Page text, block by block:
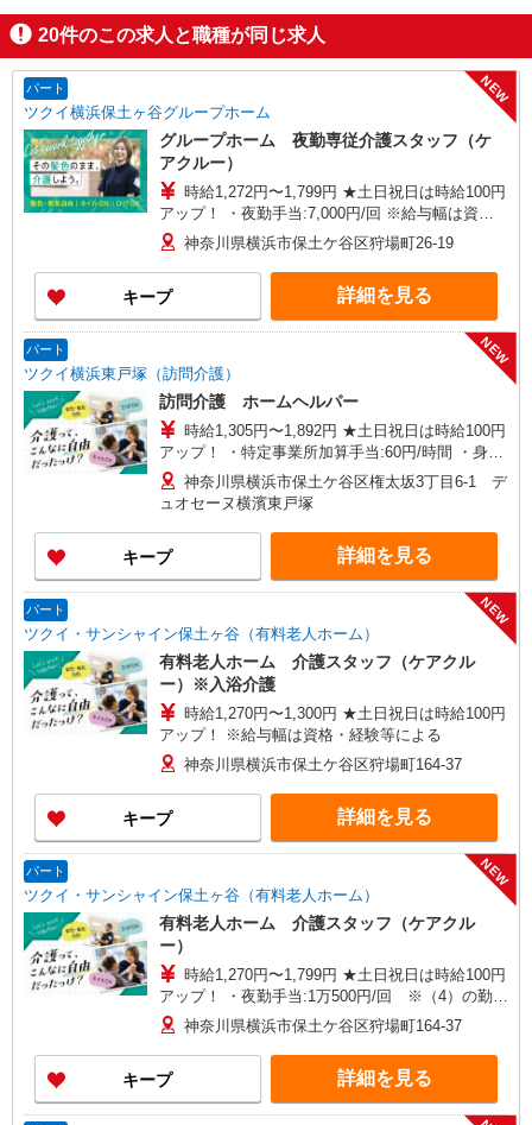
20件のこの求人と職種が同じ求人
パート
ツクイ横浜保土ヶ谷グループホーム
NEW
グループホーム 夜勤専従介護スタッフ（ケ
アクルー）
時給1,272円〜1,799円 ★土日祝日は時給100円
アップ！ ・夜勤手当:7,000円/回 ※給与幅は資
格・経験等による
神奈川県横浜市保土ケ谷区狩場町26-19
キープ 詳細を見る
パート
ツクイ横浜東戸塚（訪問介護）
NEW
訪問介護 ホームヘルパー
時給1,305円〜1,892円 ★土日祝日は時給100円
アップ！ ・特定事業所加算手当:60円/時間 ・身体
介護手当:500円/時間 ・早朝夜間深夜手当:300円/
時間 （18:00〜翌07:59の時間帯） ・ICT手
当:2,000円/月 ・深夜割増は別途支給 ・ケア→ケ
アの移動時間も賃金（時給）を支給 ※給与幅は資
格・経験等による
神奈川県横浜市保土ケ谷区権太坂3丁目6-1 デ
ュオセーヌ横濱東戸塚
キープ 詳細を見る
パート
ツクイ・サンシャイン保土ヶ谷（有料老人ホーム）
NEW
有料老人ホーム 介護スタッフ（ケアクル
ー）※入浴介護
時給1,270円〜1,300円 ★土日祝日は時給100円
アップ！ ※給与幅は資格・経験等による
神奈川県横浜市保土ケ谷区狩場町164-37
キープ 詳細を見る
パート
ツクイ・サンシャイン保土ヶ谷（有料老人ホーム）
NEW
有料老人ホーム 介護スタッフ（ケアクル
ー）
時給1,270円〜1,799円 ★土日祝日は時給100円
アップ！ ・夜勤手当:1万500円/回 ※（4）の勤務
時に支給 ※給与幅は資格・経験等による
神奈川県横浜市保土ケ谷区狩場町164-37
キープ 詳細を見る